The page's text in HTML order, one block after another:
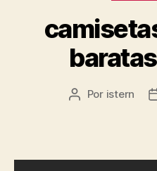
Autor
Por istern